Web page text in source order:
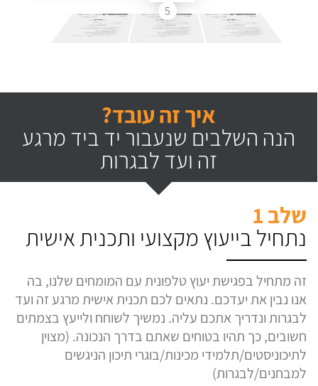
5
איך זה עובד?
הנה השלבים שנעבור יד ביד מרגע
זה ועד לבגרות
שלב 1
נתחיל בייעוץ מקצועי ותכנית אישית
זה מתחיל בפגישת יעוץ טלפונית עם המומחים שלנו, בה
אנו נבין את יעדכם. נתאים לכם תכנית אישית מרגע זה ועד
לבגרות ונדריך אתכם עליה. נמשיך לשוחח ולייעץ בצמתים
חשובים, כך תהיו בטוחים שאתם בדרך הנכונה. (מצוין
לתיכוניסטים/תלמידי מכינות/בוגרי תיכון הניגשים
למבחנים/לבגרות)